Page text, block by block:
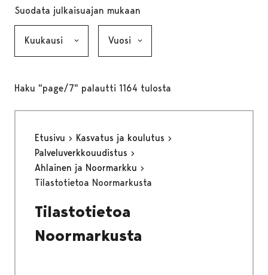
Suodata julkaisuajan mukaan
Haku "page/7" palautti 1164 tulosta
Etusivu
Kasvatus ja koulutus
Palveluverkkouudistus
Ahlainen ja Noormarkku
Tilastotietoa Noormarkusta
Tilastotietoa
Noormarkusta